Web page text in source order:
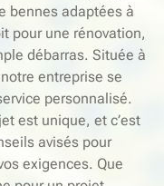
bennes adaptées à
pour une rénovation,
débarras. Située à
entreprise se
personnalisé.
est unique, et c’est
avisés pour
exigences. Que